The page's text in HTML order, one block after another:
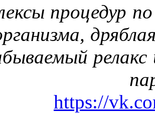
процедур
https://